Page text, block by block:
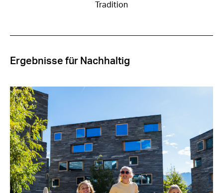
Tradition
Ergebnisse für Nachhaltig